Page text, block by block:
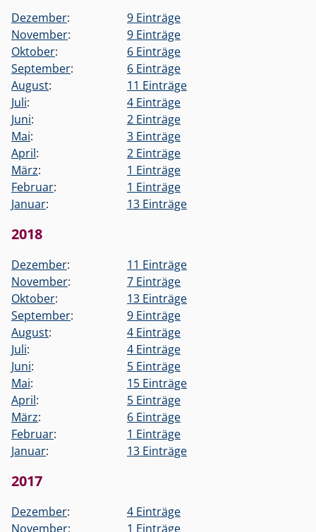
Dezember:
9 Einträge
November:
9 Einträge
Oktober:
6 Einträge
September:
6 Einträge
August:
11 Einträge
Juli:
4 Einträge
Juni:
2 Einträge
Mai:
3 Einträge
April:
2 Einträge
März:
1 Einträge
Februar:
1 Einträge
Januar: 13 Einträge
2018
Dezember:
11 Einträge
November:
7 Einträge
Oktober:
13 Einträge
September:
9 Einträge
August:
4 Einträge
Juli:
4 Einträge
Juni:
5 Einträge
Mai:
15 Einträge
April:
5 Einträge
März:
6 Einträge
Februar:
1 Einträge
Januar: 13 Einträge
2017
Dezember:
4 Einträge
November:
1 Einträge